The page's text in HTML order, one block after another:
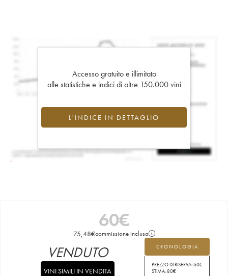
Accesso gratuito e illimitato
alle statistiche e indici di oltre 150.000 vini
L'INDICE IN DETTAGLIO
60€
75,48€commissione inclusa
CRONOLOGIA
PREZZO DI RISERVA:60€
STIMA:80€
VENDUTO
VINI SIMILI IN VENDITA